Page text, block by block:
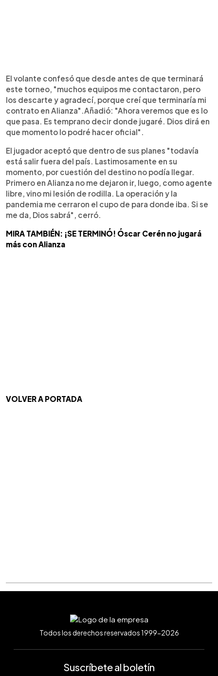
El volante confesó que desde antes de que terminará
este torneo, "muchos equipos me contactaron, pero
los descarte y agradecí, porque creí que terminaría mi
contrato en Alianza".Añadió: "Ahora veremos que es lo
que pasa. Es temprano decir donde jugaré. Dios dirá en
que momento lo podré hacer oficial".
El jugador aceptó que dentro de sus planes "todavía
está salir fuera del país. Lastimosamente en su
momento, por cuestión del destino no podía llegar.
Primero en Alianza no me dejaron ir, luego, como agente
libre, vino mi lesión de rodilla. La operación y la
pandemia me cerraron el cupo de para donde iba. Si se
me da, Dios sabrá", cerró.
MIRA TAMBIÉN: ¡SE TERMINÓ! Óscar Cerén no jugará
más con Alianza
VOLVER A PORTADA
Todos los derechos reservados 1999-2026
Suscríbete al boletín